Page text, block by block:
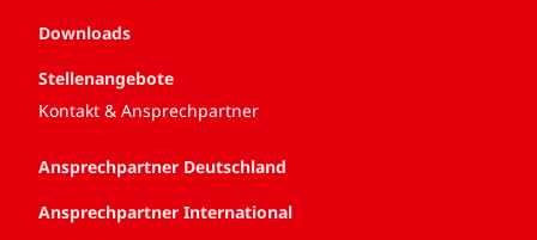
Downloads
Stellenangebote
Kontakt & Ansprechpartner
Ansprechpartner Deutschland
Ansprechpartner International